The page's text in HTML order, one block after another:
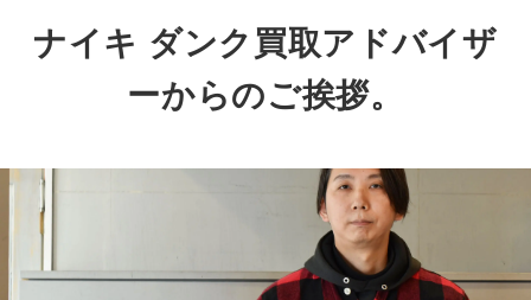
ナイキ ダンク買取アドバイザ
ーからのご挨拶。